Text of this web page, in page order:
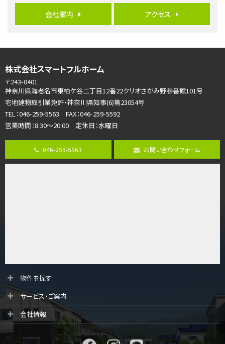
3ＬＤＫ
海老名駅
さがみ野駅
歩17分
ご家族が集まるLDKは１７．５帖とゆとりある広さ…
第8位
3,598万円
4ＬＤＫ
長後駅
第10位
4,190万円
桜ヶ丘駅
LDK約20帖とゆとりある広さ！WIC、SICの…
会社案内 アクセス
株式会社スマートフルホーム
〒243-0401
神奈川県海老名市東柏ケ谷二丁目12番22クリオさがみ野参番館101号
宅地建物取引業免許・神奈川県知事(6)第23054号
TEL：046-259-5563 FAX：046-259-5592
営業時間：8:30～20:00 定休日：水曜日
046-259-5563 お問い合わせフォーム
物件を探す
サービス・ご案内
会社情報